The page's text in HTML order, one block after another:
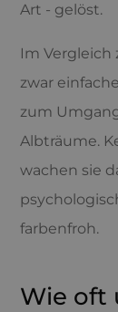
Art - gelöst.
Im Vergleich
zwar
zum
Albträume.
wachen sie
farbenfroh.
Wie oft